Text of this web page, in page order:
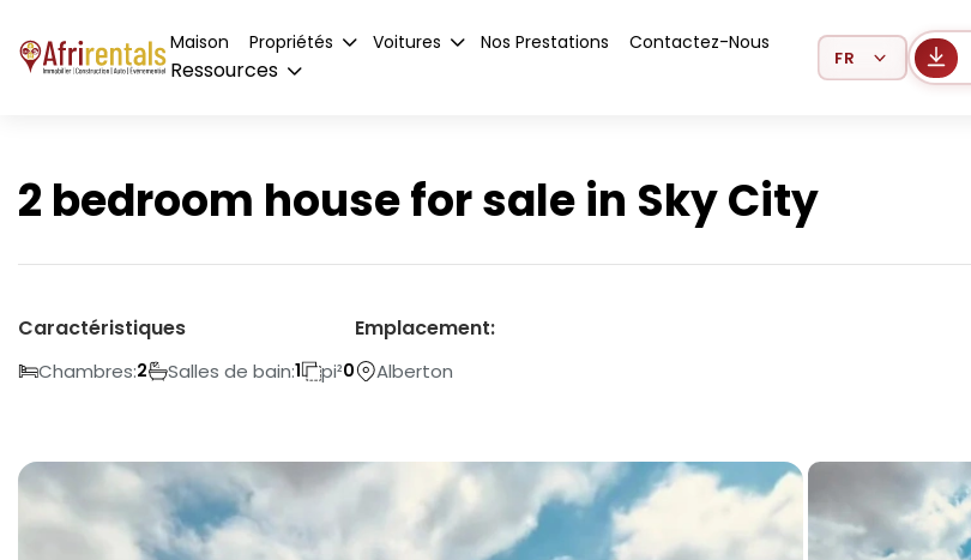
Maison Propriétés Voitures Nos Prestations Contactez-Nous
Ressources
Select Language
2 bedroom house for sale in Sky City
Caractéristiques
Chambres:2 Salles de bain:1 pi²0
Emplacement:
Alberton